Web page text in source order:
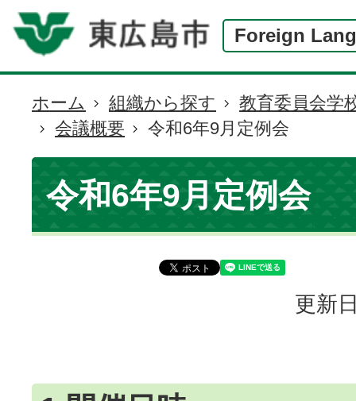
Foreign
現
在
の
置
ホーム 組織から探す
教育委員会学
会議概要
令和6年9月定例会
令和6年9月定例会
更新